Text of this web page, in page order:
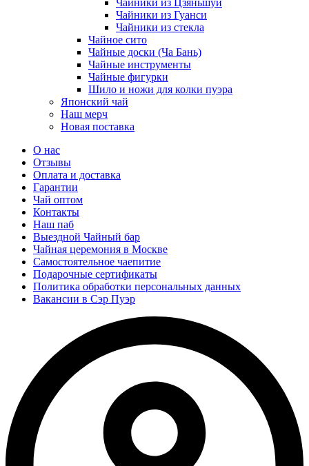
Чайники из Цзяньшуй
Чайники из Гуанси
Чайники из стекла
Чайное сито
Чайные доски (Ча Бань)
Чайные инструменты
Чайные фигурки
Шило и ножи для колки пуэра
Японский чай
Наш мерч
Новая поставка
О нас
Отзывы
Оплата и доставка
Гарантии
Чай оптом
Контакты
Наш паб
Выездной Чайный бар
Чайная церемония в Москве
Самостоятельное чаепитие
Подарочные сертификаты
Политика обработки персональных данных
Вакансии в Сэр Пуэр